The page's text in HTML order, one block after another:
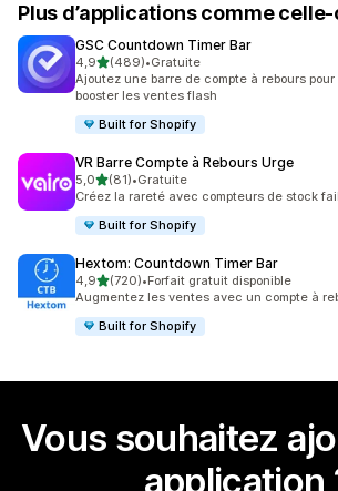
Plus d’applications comme
GSC Countdown Timer Bar
4,9étoile(s) sur 5
(489)
489 avis au total
•Gratuite
Ajoutez une barre de compte à rebours
booster les ventes flash
Built for Shopify
VR Barre Compte à Rebours Urge
5,0étoile(s) sur 5
(81)
81 avis au total
•Gratuite
Créez la rareté avec compteurs de stock
Built for Shopify
Hextom: Countdown Timer Bar
4,9étoile(s) sur 5
(720)
720 avis au total
•Forfait gratuit disponible
Augmentez les ventes avec un compte à
Built for Shopify
Vous souhaitez
application